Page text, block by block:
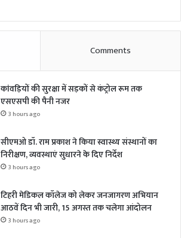
Comments
कांवड़ियों की सुरक्षा में सड़कों से कंट्रोल रूम तक
एसएसपी की पैनी नजर
3 hours ago
सीएमओ डॉ. राम प्रकाश ने किया स्वास्थ्य संस्थानों का
निरीक्षण, व्यवस्थाएं सुधारने के दिए निर्देश
3 hours ago
टिहरी मेडिकल कॉलेज को लेकर जनजागरण अभियान
आठवें दिन भी जारी, 15 अगस्त तक चलेगा आंदोलन
3 hours ago